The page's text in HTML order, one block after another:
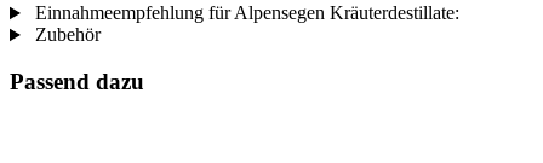
Einnahmeempfehlung für Alpensegen Kräuterdestillate:
Zubehör
Passend dazu